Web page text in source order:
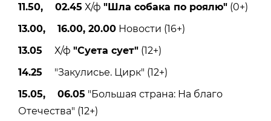
11.50, 02.45 Х/ф "Шла собака по роялю" (0+)
13.00, 16.00, 20.00 Новости (16+)
13.05 Х/ф "Суета сует" (12+)
14.25 "Закулисье. Цирк" (12+)
15.05, 06.05 "Большая страна: На благо
Отечества" (12+)